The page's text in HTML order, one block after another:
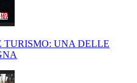
UNA DELLE